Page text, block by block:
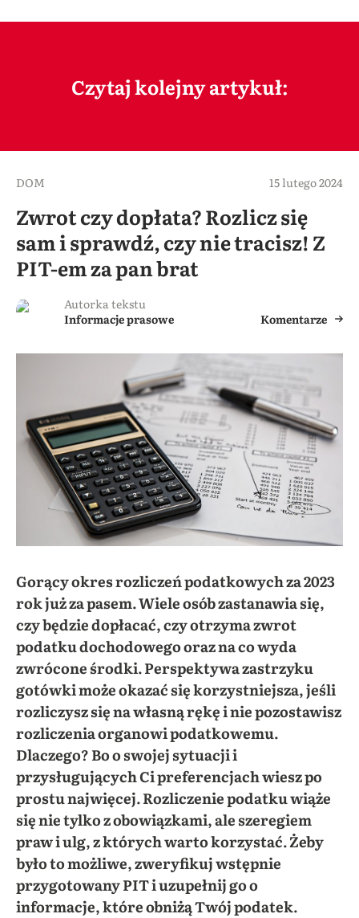
Czytaj kolejny artykuł:
DOM 15 lutego 2024
Zwrot czy dopłata? Rozlicz się
sam i sprawdź, czy nie tracisz! Z
PIT-em za pan brat
Autorka tekstu
Informacje prasowe
Komentarze
Gorący okres rozliczeń podatkowych za 2023
rok już za pasem. Wieleosób zastanawia się,
czy będzie dopłacać, czy otrzyma zwrot
podatku dochodowego oraz na co wyda
zwrócone środki. Perspektywa zastrzyku
gotówki może okazać się korzystniejsza, jeśli
rozliczysz się na własną rękę i nie pozostawisz
rozliczenia organowi podatkowemu.
Dlaczego? Bo o swojej sytuacji i
przysługujących Ci preferencjach wiesz po
prostu najwięcej. Rozliczenie podatku wiąże
się nie tylko z obowiązkami, ale szeregiem
praw i ulg, z których warto korzystać. Żeby
było to możliwe, zweryfikuj wstępnie
przygotowany PIT i uzupełnij go o
informacje, które obniżą Twój podatek.